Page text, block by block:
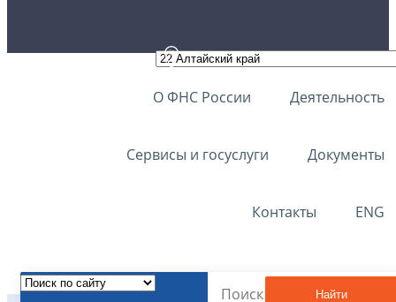
О ФНС России Деятельность
Сервисы и госуслуги Документы
Контакты ENG
Найти